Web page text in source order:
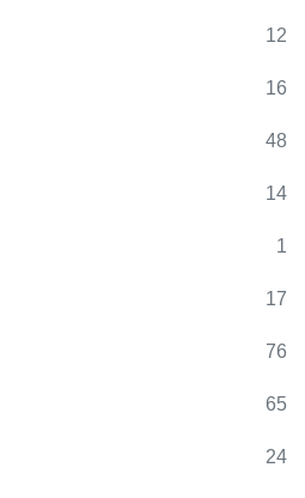
12
16
48
14
1
17
76
65
24